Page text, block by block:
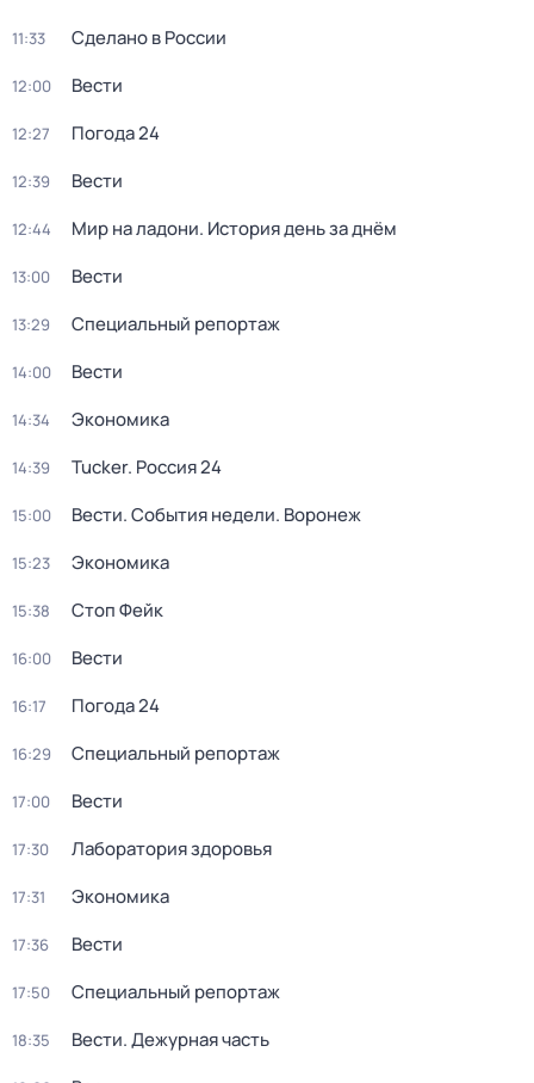
11:33 Сделано в России
12:00 Вести
12:27 Погода 24
12:39 Вести
12:44 Мир на ладони. История день за днём
13:00 Вести
13:29 Специальный репортаж
14:00 Вести
14:34 Экономика
14:39 Tucker. Россия 24
15:00 Вести. События недели. Воронеж
15:23 Экономика
15:38 Стоп Фейк
16:00 Вести
16:17 Погода 24
16:29 Специальный репортаж
17:00 Вести
17:30 Лаборатория здоровья
17:31 Экономика
17:36 Вести
17:50 Специальный репортаж
18:35 Вести. Дежурная часть